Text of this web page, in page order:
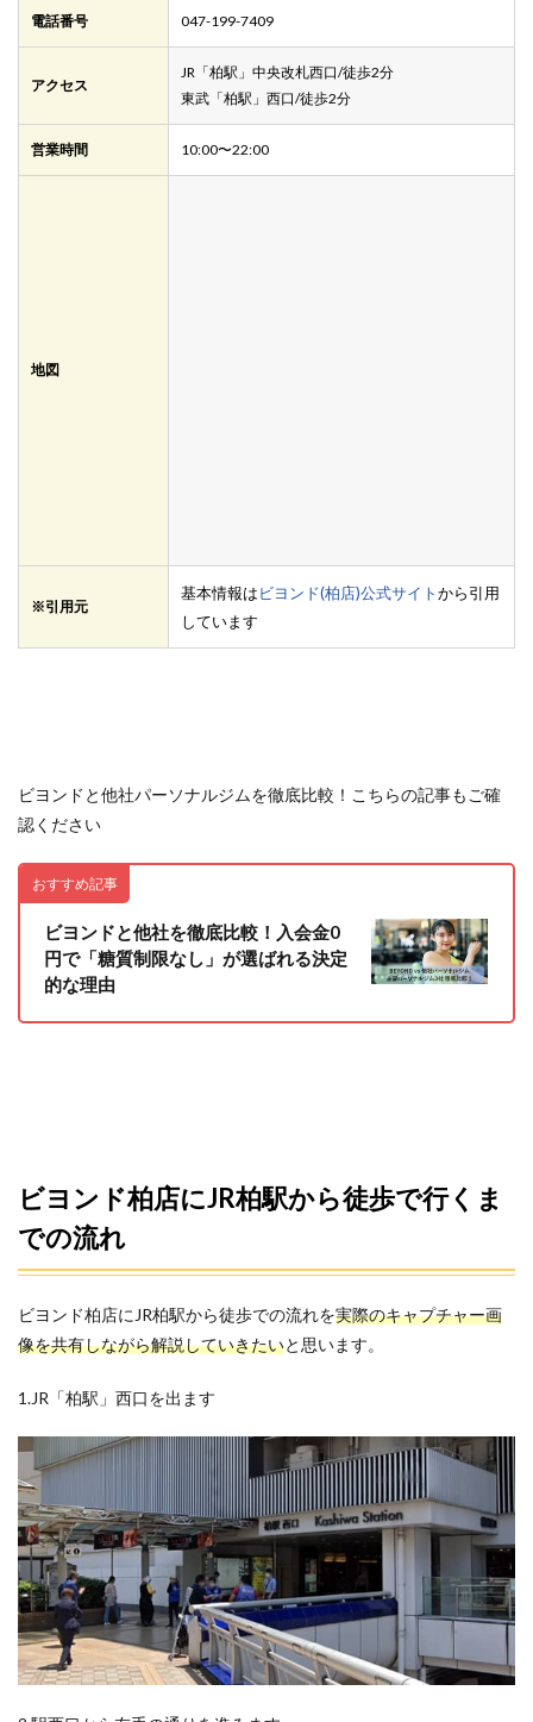
電話番号 047-199-7409
アクセス
JR「柏駅」中央改札西口/徒歩2分
東武「柏駅」西口/徒歩2分
営業時間 10:00〜22:00
地図
※引用元
基本情報はビヨンド(柏店)公式サイトから引用
しています
ビヨンドと他社パーソナルジムを徹底比較！こちらの記事もご確
認ください
おすすめ記事
ビヨンドと他社を徹底比較！入会金0
円で「糖質制限なし」が選ばれる決定
的な理由
ビヨンド柏店にJR柏駅から徒歩で行くま
での流れ
ビヨンド柏店にJR柏駅から徒歩での流れを実際のキャプチャー画
像を共有しながら解説していきたいと思います。
1.JR「柏駅」西口を出ます